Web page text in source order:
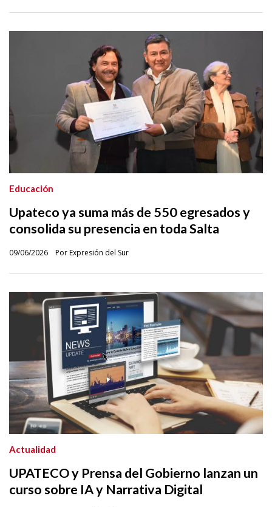
Upateco ya suma más de 550 egresados y
consolida su presencia en toda Salta
Por Expresión del Sur
Educación
09/06/2026
UPATECO y Prensa del Gobierno lanzan un
curso sobre IA y Narrativa Digital
Actualidad